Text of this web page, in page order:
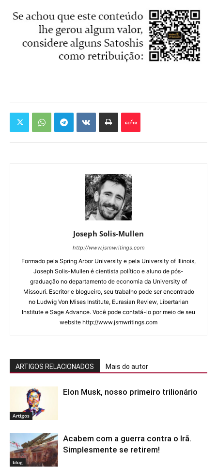
Joseph Solis-Mullen
http://www.jsmwritings.com
Formado pela Spring Arbor University e pela University of Illinois,
Joseph Solis-Mullen é cientista político e aluno de pós-
graduação no departamento de economia da University of
Missouri. Escritor e blogueiro, seu trabalho pode ser encontrado
no Ludwig Von Mises Institute, Eurasian Review, Libertarian
Institute e Sage Advance. Você pode contatá-lo por meio de seu
website http://www.jsmwritings.com
ARTIGOS RELACIONADOS Mais do autor
Artigos
Elon Musk, nosso primeiro trilionário
blog
Acabem com a guerra contra o Irã.
Simplesmente se retirem!